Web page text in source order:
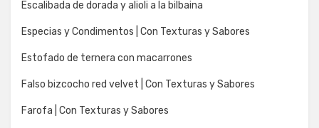
Escalibada de dorada y alioli a la bilbaina
Especias y Condimentos | Con Texturas y Sabores
Estofado de ternera con macarrones
Falso bizcocho red velvet | Con Texturas y Sabores
Farofa | Con Texturas y Sabores